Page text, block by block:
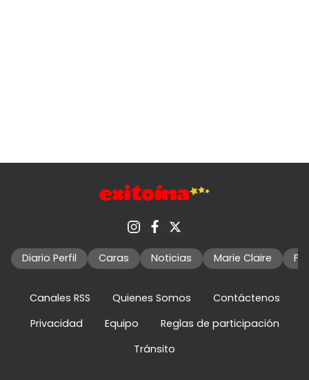
Diario Perfil Caras Noticias Marie Claire
Canales RSS Quienes Somos
Contáctenos
Privacidad
Equipo
Reglas de participación
Tránsito